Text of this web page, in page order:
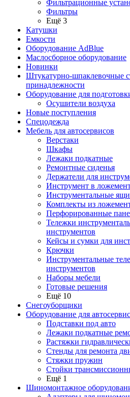
Фильтрационные
Фильтры
Ещё 3
Катушки
Емкости
Оборудование AdBlue
Маслосборное оборудование
Новинки
Штукатурно-шпаклевочные
принадлежности
Оборудование для
Осушители воздуха
Новые поступления
Спецодежда
Мебель для автосервисов
Верстаки
Шкафы
Лежаки подкатные
Ремонтные сиденья
Держатели для
Инструмент в
Инструментальные
Комплекты из
Перфорированные
Тележки
инструментов
Кейсы и сумки для
Крючки
Инструментальные
инструментов
Наборы мебели
Готовые решения
Ещё 10
Снегоуборщики
Оборудование для
Подставки под авто
Лежаки подкатные
Растяжки
Стенды для ремонта
Стяжки пружин
Стойки
Ещё 1
Шиномонтажное